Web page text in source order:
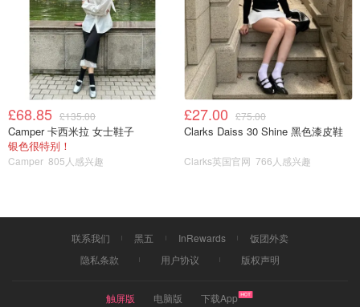
烤箱330F烤15min，盖上锡纸（这一步是为了防止颜色过
£68.85 £135.00
Camper 卡西米拉 女士鞋子
银色很特别！
Camper 805人感兴趣
£27.00 £75.00
Clarks Daiss 30 Shine 黑色漆皮鞋
Clarks英国官网 766人感兴趣
联系我们 黑五 InRewards
饭团外卖
隐私条款
用户协议 版权声明
触屏版 电脑版 下载App